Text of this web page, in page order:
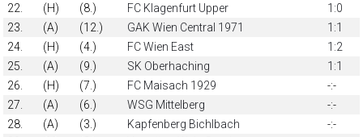
22.
(H) (8.) FC Klagenfurt Upper
1:0
23.
(A) (12.) GAK Wien Central 1971
1:1
24.
(H) (4.) FC Wien East
1:2
25.
(A) (9.) SK Oberhaching
1:1
26.
(H) (7.) FC Maisach 1929
-:-
27.
(A) (6.) WSG Mittelberg
-:-
28.
(A) (3.) Kapfenberg Bichlbach
-:-